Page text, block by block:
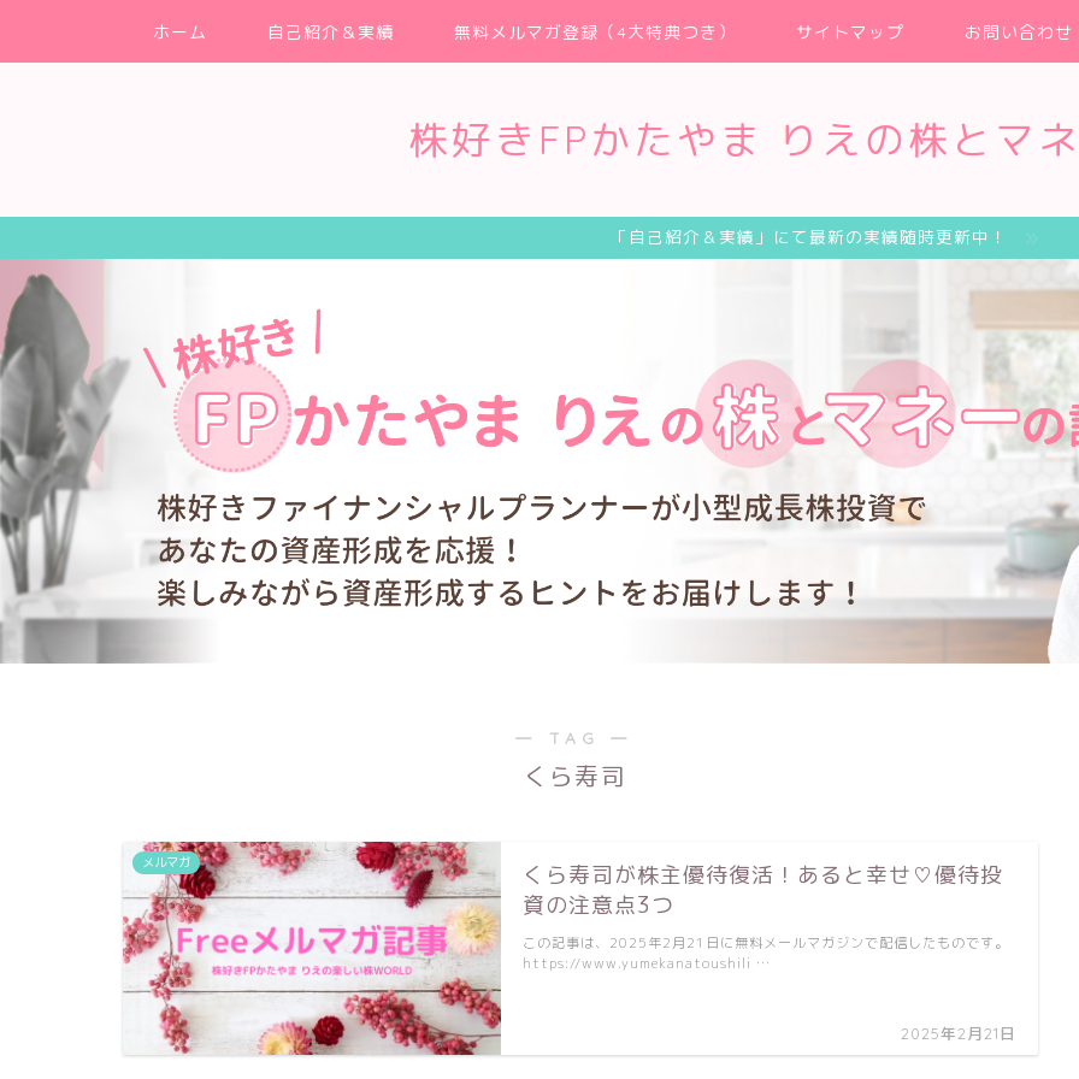
ホーム 自己紹介＆実績 無料メルマガ登録（4大特典つき） サイトマップ お問い合わせ
株好きFPかたやま りえの株とマ
「自己紹介＆実績」にて最新の実績随時更新中！
― TAG ―
くら寿司
メルマガ
くら寿司が株主優待復活！あると幸せ♡優待投
資の注意点3つ
2025年2月21日
この記事は、2025年2月21日に無料メールマガジンで配信したものです。
https://www.yumekanatoushili …